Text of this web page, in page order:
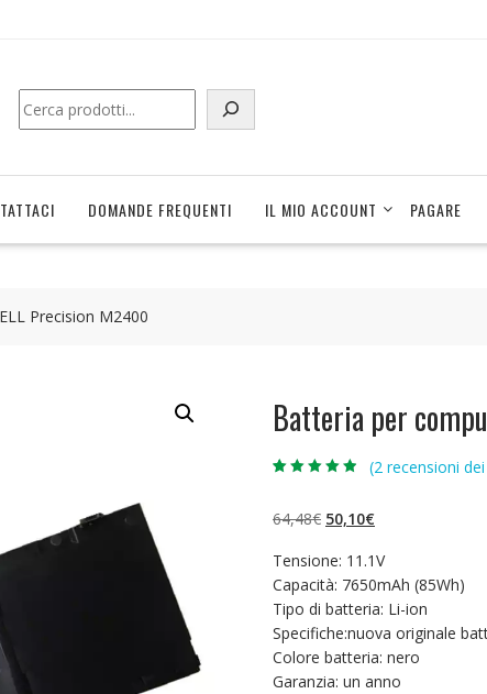
Cerca
DOMANDE FREQUENTI IL MIO ACCOUNT PAGARE
Precision M2400
Batteria per
base di
recensioni
(2 recensioni
64,48€ Il
originale
era:
64,48€.
50,10€Il
attuale
è:
50,10€.
Tensione: 11.1V
Capacità: 7650mAh (85Wh)
Tipo di batteria: Li-ion
Specifiche:nuova originale
Colore batteria: nero
Garanzia: un anno